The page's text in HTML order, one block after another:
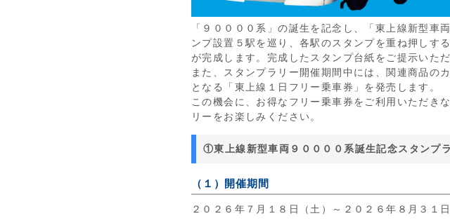
「９００００系」の誕生を記念し、「東上線新型車
ンプ設置５駅を巡り、各駅のスタンプを重ね押しす
が完成します。完成したスタンプ台紙をご提示いた
また、スタンプラリー開催期間中には、関連商品の
となる「東上線１日フリー乗車券」を発売します。
この機会に、お得なフリー乗車券をご利用いただき
リーをお楽しみください。
①東上線新型車両９００００系誕生記念スタンプ
（１）開催期間
２０２６年７月１８日（土）～２０２６年８月３１